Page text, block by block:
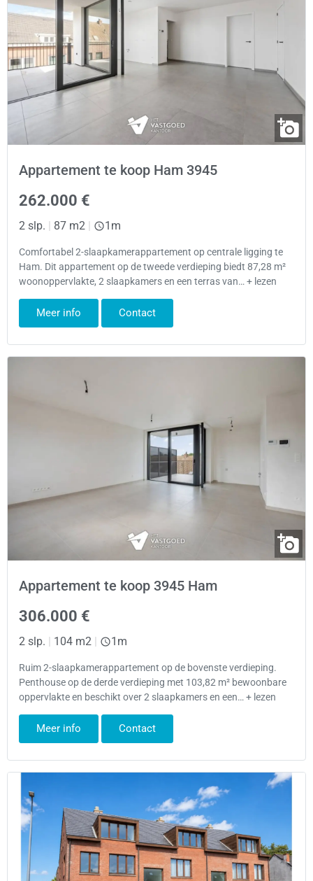
Appartement te koop Ham 3945
262.000 €
2 slp. 87 m2 1m
Comfortabel 2-slaapkamerappartement op centrale ligging te
Ham. Dit appartement op de tweede verdieping biedt 87,28 m²
woonoppervlakte, 2 slaapkamers en een terras van… + lezen
Meer info Contact
Appartement te koop 3945 Ham
306.000 €
2 slp. 104 m2 1m
Ruim 2-slaapkamerappartement op de bovenste verdieping.
Penthouse op de derde verdieping met 103,82 m² bewoonbare
oppervlakte en beschikt over 2 slaapkamers en een… + lezen
Meer info Contact